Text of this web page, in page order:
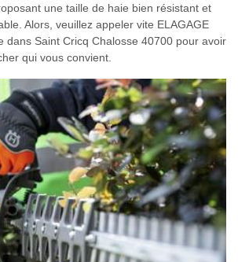
une taille de haie bien résistant et
Alors, veuillez appeler vite ELAGAGE
dans Saint Cricq Chalosse 40700 pour avoir
qui vous convient.